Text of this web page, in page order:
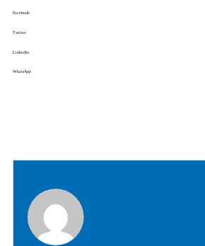
Facebook
Twitter
LinkedIn
WhatsApp